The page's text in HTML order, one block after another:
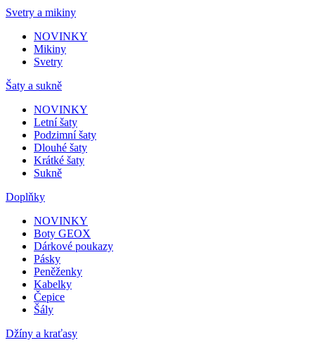
Svetry a mikiny
NOVINKY
Mikiny
Svetry
Šaty a sukně
NOVINKY
Letní šaty
Podzimní šaty
Dlouhé šaty
Krátké šaty
Sukně
Doplňky
NOVINKY
Boty GEOX
Dárkové poukazy
Pásky
Peněženky
Kabelky
Čepice
Šály
Džíny a kraťasy